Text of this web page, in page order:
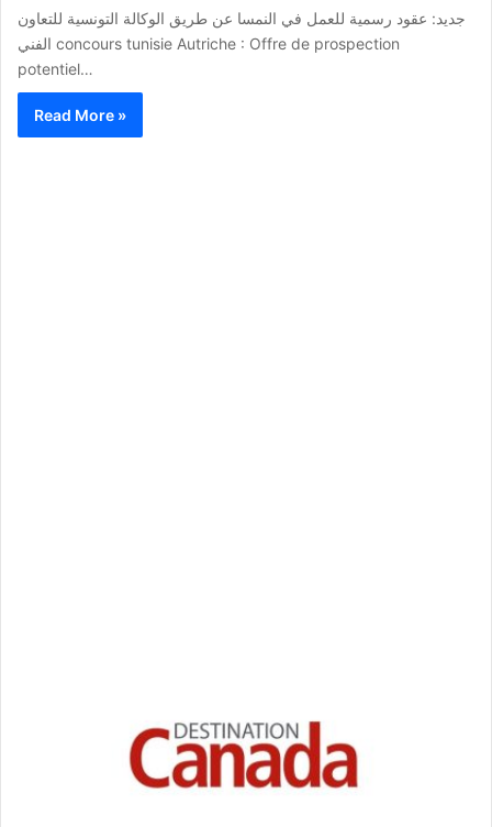
جديد: عقود رسمية للعمل في النمسا عن طريق الوكالة التونسية للتعاون
الفني concours tunisie Autriche : Offre de prospection
potentiel…
Read More »